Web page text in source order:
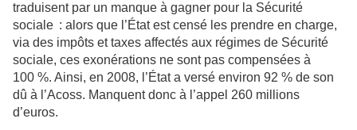
traduisent par un manque à gagner pour la Sécurité
sociale : alors que l’État est censé les prendre en charge,
via des impôts et taxes affectés aux régimes de Sécurité
sociale, ces exonérations ne sont pas compensées à
100 %. Ainsi, en 2008, l’État a versé environ 92 % de son
dû à l’Acoss. Manquent donc à l’appel 260 millions
d’euros.